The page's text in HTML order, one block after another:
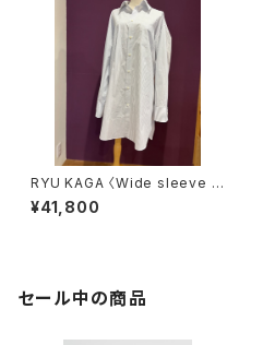
RYU KAGA 〈Wide sleeve s
tripe shirts〉
¥41,800
セール中の商品